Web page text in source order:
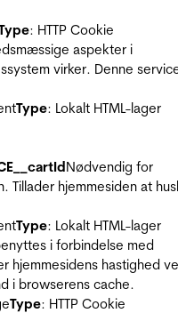
: HTTP Cookie
aspekter i
virker. Denne
Type: Lokalt HTML-lager
Nødvendig for
Tillader hjemmesiden at
Type: Lokalt HTML-lager
i forbindelse med
hjemmesidens hastighed
i browserens cache.
Type: HTTP Cookie